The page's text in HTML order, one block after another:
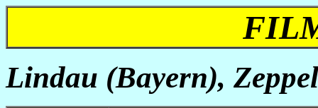
Lindau (Bayern),